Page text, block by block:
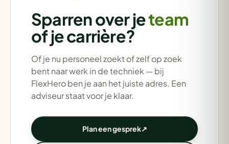
Sparren over jeteam
of je carrière?
Of je nu personeel zoekt of zelf op zoek
bent naar werk in de techniek — bij
FlexHero ben je aan het juiste adres. Een
adviseur staat voor je klaar.
Plan een gesprek↗